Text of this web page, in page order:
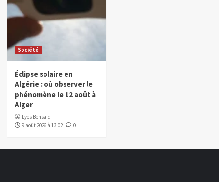
Société
Éclipse solaire en
Algérie : où observer le
phénomène le 12 août à
Alger
Lyes Bensaïd
9 août 2026 à 13:02
0